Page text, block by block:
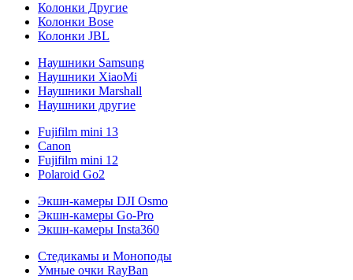
Колонки Другие
Колонки Bose
Колонки JBL
Наушники Samsung
Наушники XiaoMi
Наушники Marshall
Наушники другие
Fujifilm mini 13
Canon
Fujifilm mini 12
Polaroid Go2
Экшн-камеры DJI Osmo
Экшн-камеры Go-Pro
Экшн-камеры Insta360
Стедикамы и Моноподы
Умные очки RayBan